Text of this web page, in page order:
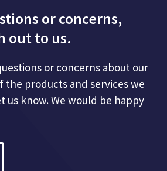
or concerns,
out to us.
or concerns about our
the products and services we
us know. We would be happy